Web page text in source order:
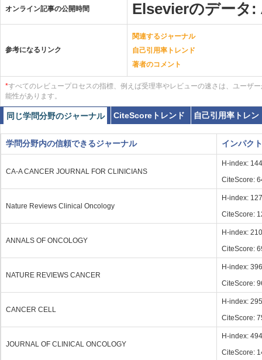
オンライン記事の公開時間 Elsevierのデータ:
参考になるリンク
関連するジャーナル
自己引用率トレンド
著者のコメント
*すべてのレビュープロセスの指標、例えば受理率やレビューの速さは、ユーザ
能性があります。
同じ学問分野のジャーナル CiteScoreトレンド 自己引用率トレン
学問分野内の信頼できるジャーナル インパク
CA-A CANCER JOURNAL FOR CLINICIANS
H-index: 144
CiteScore:
Nature Reviews Clinical Oncology
H-index: 127
CiteScore:
ANNALS OF ONCOLOGY
H-index: 210
CiteScore:
NATURE REVIEWS CANCER
H-index: 396
CiteScore:
CANCER CELL
H-index: 295
CiteScore:
JOURNAL OF CLINICAL ONCOLOGY
H-index: 494
CiteScore: